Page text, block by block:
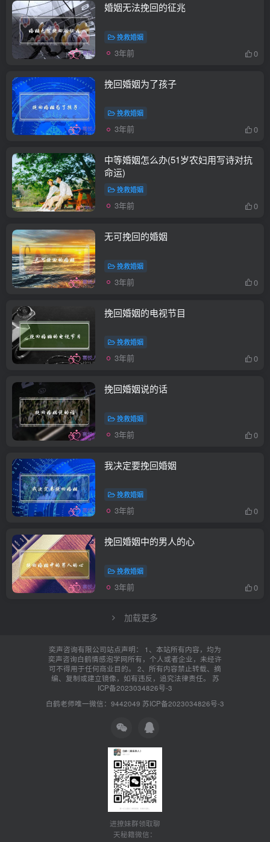
婚姻无法挽回的征兆
挽救婚姻
3年前 0
挽回婚姻为了孩子
挽救婚姻
3年前 0
中等婚姻怎么办(51岁农妇用写诗对抗
命运)
挽救婚姻
3年前 0
无可挽回的婚姻
挽救婚姻
3年前 0
挽回婚姻的电视节目
挽救婚姻
3年前 0
挽回婚姻说的话
挽救婚姻
3年前 0
我决定要挽回婚姻
挽救婚姻
3年前 0
挽回婚姻中的男人的心
挽救婚姻
3年前 0
加载更多
奕声咨询有限公司站点声明： 1、本站所有内容，均为
奕声咨询白鹤情感泡学网所有，个人或者企业，未经许
可不得用于任何商业目的。 2、所有内容禁止转载、摘
编、复制或建立镜像，如有违反，追究法律责任。 苏
ICP备2023034826号-3
白鹤老师唯一微信：9442049 苏ICP备2023034826号-3
进撩妹群领取聊
天秘籍微信：